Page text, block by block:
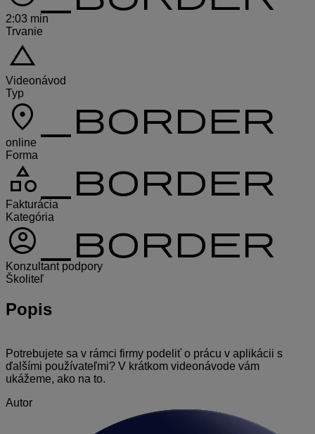
2:03 min
Trvanie
change_history
Videonávod
Typ
location_on_border
online
Forma
category_border
Fakturácia
Kategória
account_circle_border
Konzultant podpory
Školiteľ
Popis
Potrebujete sa v rámci firmy podeliť o prácu v aplikácii s
ďalšími používateľmi? V krátkom videonávode vám
ukážeme, ako na to.
Autor